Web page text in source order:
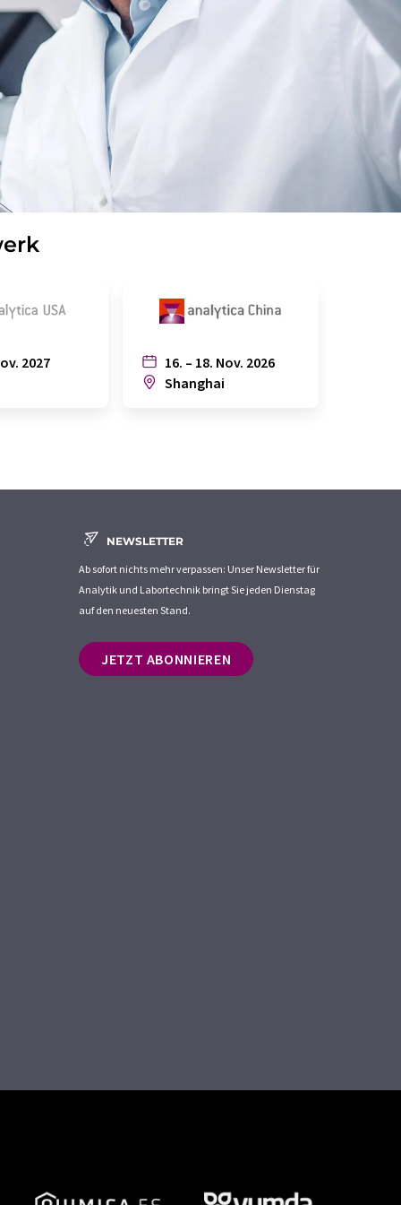
2027
16. – 18. Nov. 2026
Shanghai
NEWSLETTER
Ab sofort nichts mehr verpassen: Unser Newsletter für
Analytik und Labortechnik bringt Sie jeden Dienstag
auf den neuesten Stand.
JETZT ABONNIEREN